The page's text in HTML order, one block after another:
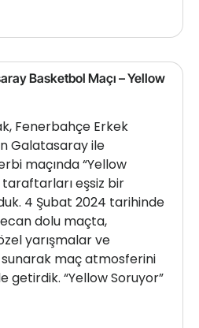
Basketbol Maçı – Yellow
Fenerbahçe Erkek
Galatasaray ile
maçında “Yellow
eşsiz bir
4 Şubat 2024 tarihinde
dolu maçta,
yarışmalar ve
maç atmosferini
getirdik. “Yellow Soruyor”